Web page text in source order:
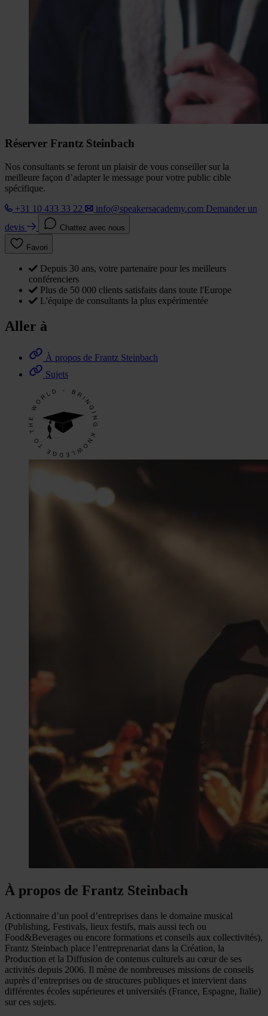
Réserver Frantz Steinbach
Nos consultants se feront un plaisir de vous conseiller sur la
meilleure façon d’adapter le message pour votre public cible
spécifique.
+31 10 433 33 22
info@speakersacademy.com Demander un
devis
Chattez avec nous
Favori
Depuis 30 ans, votre partenaire pour les meilleurs
conférenciers
Plus de 50 000 clients satisfaits dans toute l'Europe
L'équipe de consultants la plus expérimentée
Aller à
À propos de Frantz Steinbach
Sujets
À propos de Frantz Steinbach
Actionnaire d’un pool d’entreprises dans le domaine musical
(Publishing, Festivals, lieux festifs, mais aussi tech ou
Food&Beverages ou encore formations et conseils aux collectivités),
Frantz Steinbach place l’entreprenariat dans la Création, la
Production et la Diffusion de contenus culturels au cœur de ses
activités depuis 2006. Il mène de nombreuses missions de conseils
auprès d’entreprises ou de structures publiques et intervient dans
différentes écoles supérieures et universités (France, Espagne, Italie)
sur ces sujets.